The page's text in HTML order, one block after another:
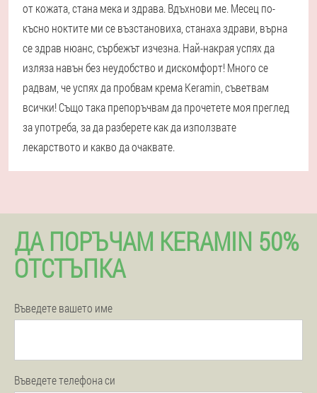
от кожата, стана мека и здрава. Вдъхнови ме. Месец по-
късно ноктите ми се възстановиха, станаха здрави, върна
се здрав нюанс, сърбежът изчезна. Най-накрая успях да
изляза навън без неудобство и дискомфорт! Много се
радвам, че успях да пробвам крема Keramin, съветвам
всички! Също така препоръчвам да прочетете моя преглед
за употреба, за да разберете как да използвате
лекарството и какво да очаквате.
ДА ПОРЪЧАМ KERAMIN 50%
ОТСТЪПКА
Въведете вашето име
Въведете телефона си